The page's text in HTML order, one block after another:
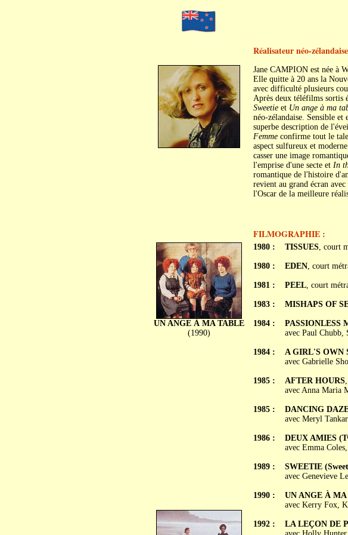
Réalisateur néo-zélandaise
Jane CAMPION est née à
Elle quitte à 20 ans la
avec difficulté plusieurs
Après deux téléfilms sortis
Sweetieet Un ange à ma
néo-zélandaise. Sensible
superbe description de
Femmeconfirme tout le
aspect sulfureux et
casser une image
l'emprise d'une secte et In
romantique de l'histoire
revient au grand écran avec
l'Oscar de la meilleure
FILMOGRAPHIE :
UN ANGE À MA TABLE
(1990)
1980 :
1980 :
1981 :
1983 :
1984 :
1984 :
1985 :
1985 :
1986 :
1989 :
1990 :
1992 :
TISSUES, court
EDEN, court
PEEL, court
MISHAPS OF
PASSIONLESS
avec Paul
A GIRL'S OWN
avec Gabrielle
AFTER HOURS
avec Anna Maria
DANCING
avec Meryl
DEUX AMIES
avec Emma
SWEETIE
avec Genevieve
UN ANGE À
avec Kerry Fox,
LA LEÇON DE